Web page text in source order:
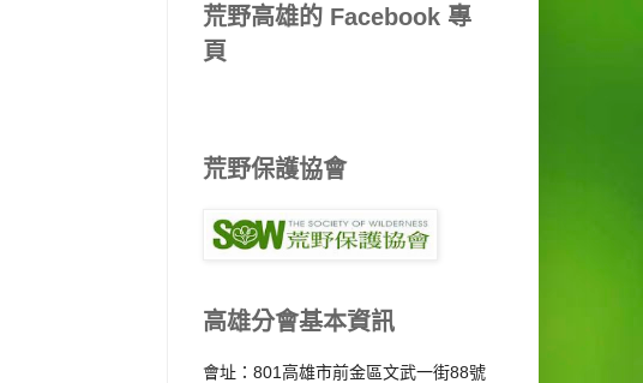
荒野高雄的 Facebook 專
頁
荒野保護協會
高雄分會基本資訊
會址：801高雄市前金區文武一街88號